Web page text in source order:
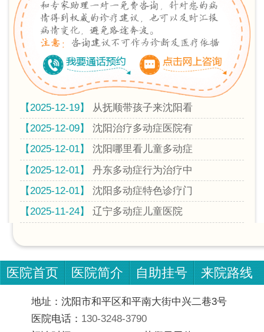
【2025-12-19】
从抚顺带孩子来沈阳看
【2025-12-09】
沈阳治疗多动症医院有
【2025-12-01】
沈阳哪里看儿童多动症
【2025-12-01】
丹东多动症行为治疗中
【2025-12-01】
沈阳多动症特色诊疗门
【2025-11-24】
辽宁多动症儿童医院
医院首页 医院简介 自助挂号 来院路线
地址：沈阳市和平区和平南大街中兴二巷3号
医院电话： 130-3248-3790